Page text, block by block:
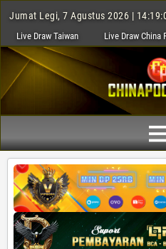
Jumat Legi, 7 Agustus 2026 |
Live Draw Taiwan Live Draw China